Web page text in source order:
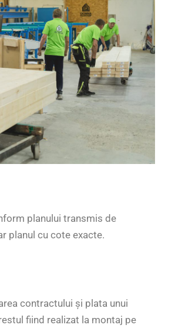
planului transmis de
planul cu cote exacte.
contractului și plata unui
fiind realizat la montaj pe